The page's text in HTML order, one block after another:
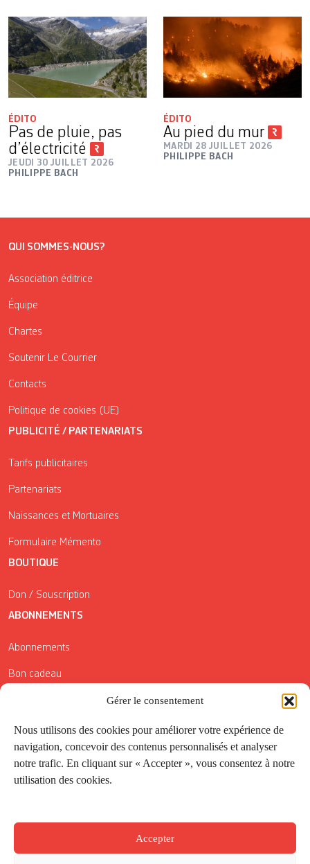
Gérer le consentement
Nous utilisons des cookies pour améliorer votre expérience de
navigation, concevoir des contenus personnalisés et analyser
notre trafic. En cliquant sur « Accepter », vous consentez à notre
utilisation des cookies.
Accepter
ÉDITO
Pas de pluie, pas
d’électricité
JEUDI 30 JUILLET 2026
PHILIPPE BACH
ÉDITO
Au pied du mur
MARDI 28 JUILLET 2026
PHILIPPE BACH
QUI SOMMES-NOUS?
Association éditrice
Équipe
Chartes
Soutenir Le Courrier
Contacts
Politique de cookies (UE)
PUBLICITÉ / PARTENARIATS
Tarifs publicitaires
Partenariats
Naissances et Mortuaires
Formulaire Mémento
BOUTIQUE
Don / Souscription
ABONNEMENTS
Abonnements
Bon cadeau
Conditions générales de vente
Réductions de la Carte Côté Courrier
Application